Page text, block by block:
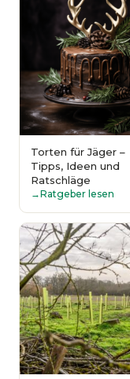
Torten für Jäger –
Tipps, Ideen und
Ratschläge
Ratgeber lesen